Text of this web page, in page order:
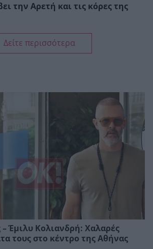
την Αρετή και τις κόρες της
Δείτε περισσότερα
Έμιλυ Κολιανδρή: Χαλαρές
τους στο κέντρο της Αθήνας